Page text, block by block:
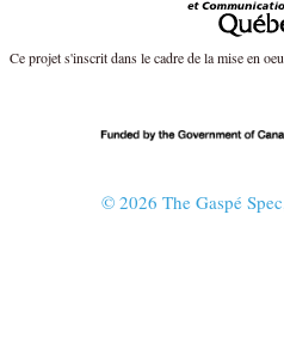
Ce projet s'inscrit dans le cadre de la mise en
© 2026 The Gaspé